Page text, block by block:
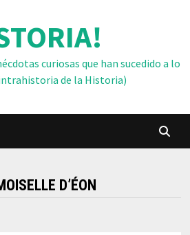
curiosas que han sucedido a lo
de la Historia)
D’ÉON